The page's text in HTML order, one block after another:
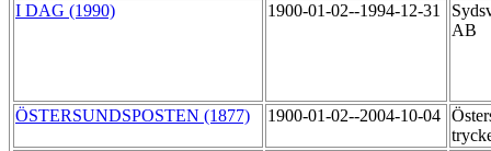
I DAG (1990)
1900-01-02--1994-12-31
AB
ÖSTERSUNDSPOSTEN (1877) 1900-01-02--2004-10-04